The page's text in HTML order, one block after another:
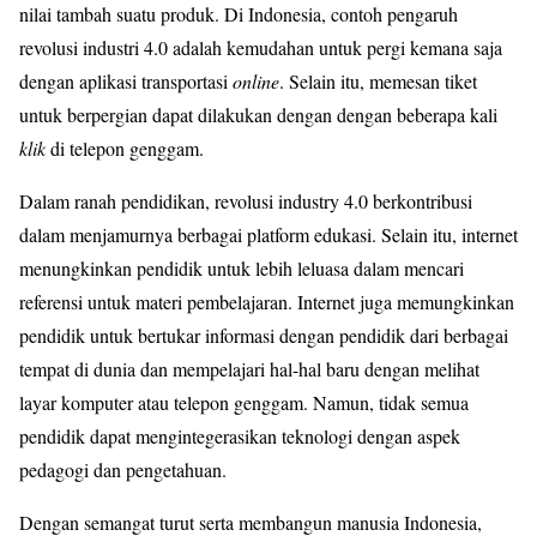
nilai tambah suatu produk. Di Indonesia, contoh pengaruh
revolusi industri 4.0 adalah kemudahan untuk pergi kemana saja
dengan aplikasi transportasionline. Selain itu, memesan tiket
untuk berpergian dapat dilakukan dengan dengan beberapa kali
klikdi telepon genggam.
Dalam ranah pendidikan, revolusi industry 4.0 berkontribusi
dalam menjamurnya berbagai platform edukasi. Selain itu, internet
menungkinkan pendidik untuk lebih leluasa dalam mencari
referensi untuk materi pembelajaran. Internet juga memungkinkan
pendidik untuk bertukar informasi dengan pendidik dari berbagai
tempat di dunia dan mempelajari hal-hal baru dengan melihat
layar komputer atau telepon genggam. Namun, tidak semua
pendidik dapat mengintegerasikan teknologi dengan aspek
pedagogi dan pengetahuan.
Dengan semangat turut serta membangun manusia Indonesia,